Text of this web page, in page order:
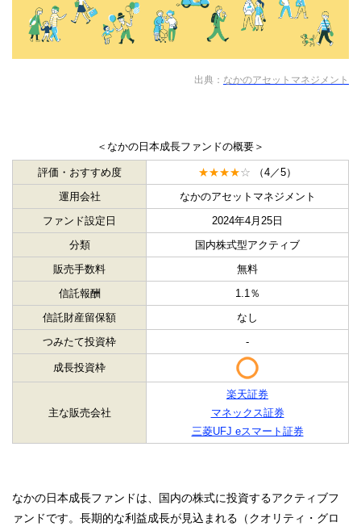
出典： なかのアセットマネジメント
＜なかの日本成長ファンドの概要＞
評価・おすすめ度 ★★★★☆ （4／5）
運用会社
なかのアセットマネジメント
ファンド設定日
2024年4月25日
分類
国内株式型アクティブ
販売手数料
無料
信託報酬
1.1％
信託財産留保額
なし
つみたて投資枠
-
成長投資枠
主な販売会社
楽天証券
マネックス証券
三菱UFJ eスマート証券
なかの日本成長ファンドは、国内の株式に投資するアクティブフ
ァンドです。長期的な利益成長が見込まれる（クオリティ・グロ